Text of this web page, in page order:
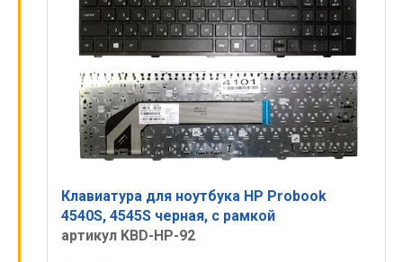
Клавиатура для ноутбука HP Probook
4540S, 4545S черная, с рамкой
артикул KBD-HP-92